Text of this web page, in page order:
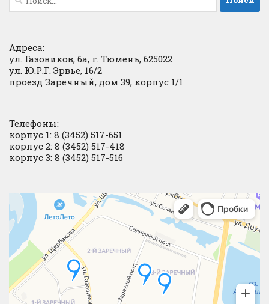
Адреса:
ул. Газовиков, 6а, г. Тюмень, 625022
ул. Ю.Р.Г. Эрвье, 16/2
проезд Заречный, дом 39, корпус 1/1
Телефоны:
корпус 1: 8 (3452) 517-651
корпус 2: 8 (3452) 517-418
корпус 3: 8 (3452) 517-516